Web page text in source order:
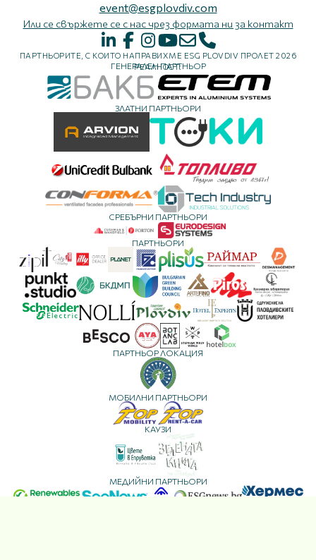
event@esgplovdiv.com
Или се свържете се с нас чрез формата ни за контакт
ПАРТНЬОРИТЕ, С КОИТО НАПРАВИХМЕ ESG PLOVDIV ПРОЛЕТ 2026
РЕАЛНОСТ:
ГЕНЕРАЛЕН ПАРТНЬОР
ЗЛАТНИ ПАРТНЬОРИ
СРЕБЪРНИ ПАРТНЬОРИ
ПАРТНЬОРИ
ПАРТНЬОР ЛОКАЦИЯ
МОБИЛНИ ПАРТНЬОРИ
КАУЗИ
МЕДИЙНИ ПАРТНЬОРИ